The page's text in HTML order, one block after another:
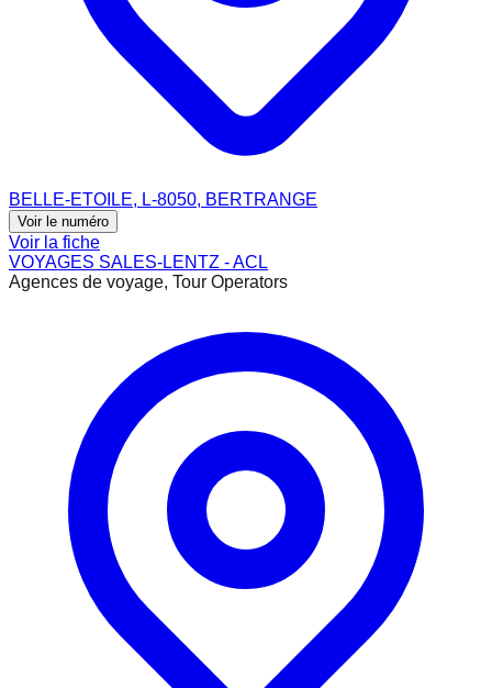
BELLE-ETOILE, L-8050, BERTRANGE
Voir le numéro
Voir la fiche
VOYAGES SALES-LENTZ - ACL
Agences de voyage, Tour Operators